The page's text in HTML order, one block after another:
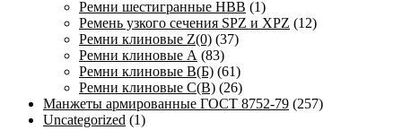
Ремни шестигранные HBB (1)
Ремень узкого сечения SPZ и XPZ (12)
Ремни клиновые Z(0) (37)
Ремни клиновые А (83)
Ремни клиновые В(Б) (61)
Ремни клиновые С(В) (26)
Манжеты армированные ГОСТ 8752-79 (257)
Uncategorized (1)